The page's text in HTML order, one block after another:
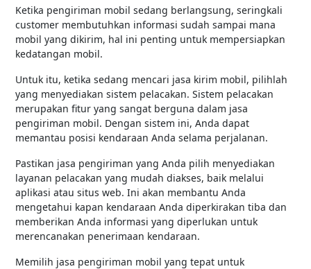
Ketika pengiriman mobil sedang berlangsung, seringkali
customer membutuhkan informasi sudah sampai mana
mobil yang dikirim, hal ini penting untuk mempersiapkan
kedatangan mobil.
Untuk itu, ketika sedang mencari jasa kirim mobil, pilihlah
yang menyediakan sistem pelacakan. Sistem pelacakan
merupakan fitur yang sangat berguna dalam jasa
pengiriman mobil. Dengan sistem ini, Anda dapat
memantau posisi kendaraan Anda selama perjalanan.
Pastikan jasa pengiriman yang Anda pilih menyediakan
layanan pelacakan yang mudah diakses, baik melalui
aplikasi atau situs web. Ini akan membantu Anda
mengetahui kapan kendaraan Anda diperkirakan tiba dan
memberikan Anda informasi yang diperlukan untuk
merencanakan penerimaan kendaraan.
Memilih jasa pengiriman mobil yang tepat untuk